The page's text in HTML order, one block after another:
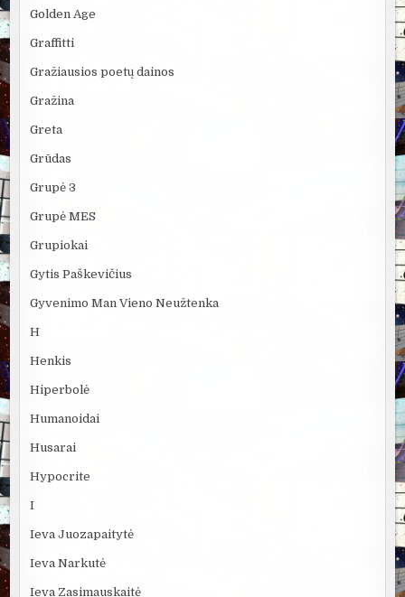
Golden Age
Graffitti
Gražiausios poetų dainos
Gražina
Greta
Grūdas
Grupė 3
Grupė MES
Grupiokai
Gytis Paškevičius
Gyvenimo Man Vieno Neužtenka
H
Henkis
Hiperbolė
Humanoidai
Husarai
Hypocrite
I
Ieva Juozapaitytė
Ieva Narkutė
Ieva Zasimauskaitė